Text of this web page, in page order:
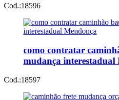
Cod.:18596
como contratar
mudança interestadual
Cod.:18597